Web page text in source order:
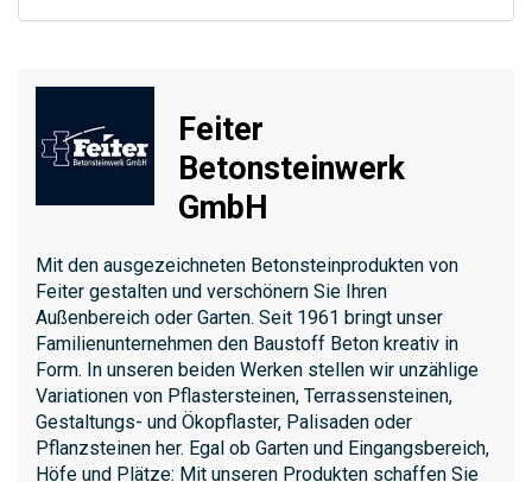
Feiter
Betonsteinwerk
GmbH
Mit den ausgezeichneten Betonsteinprodukten von
Feiter gestalten und verschönern Sie Ihren
Außenbereich oder Garten. Seit 1961 bringt unser
Familienunternehmen den Baustoff Beton kreativ in
Form. In unseren beiden Werken stellen wir unzählige
Variationen von Pflastersteinen, Terrassensteinen,
Gestaltungs- und Ökopflaster, Palisaden oder
Pflanzsteinen her. Egal ob Garten und Eingangsbereich,
Höfe und Plätze: Mit unseren Produkten schaffen Sie